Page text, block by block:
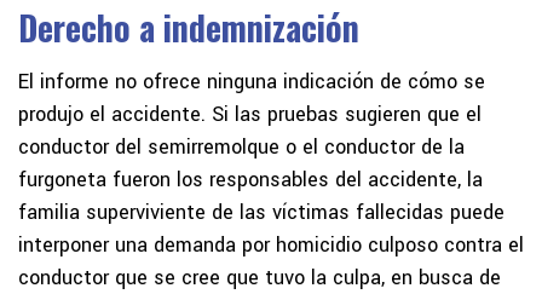
Derecho a indemnización
El informe no ofrece ninguna indicación de cómo se
produjo el accidente. Si las pruebas sugieren que el
conductor del semirremolque o el conductor de la
furgoneta fueron los responsables del accidente, la
familia superviviente de las víctimas fallecidas puede
interponer una demanda por homicidio culposo contra el
conductor que se cree que tuvo la culpa, en busca de